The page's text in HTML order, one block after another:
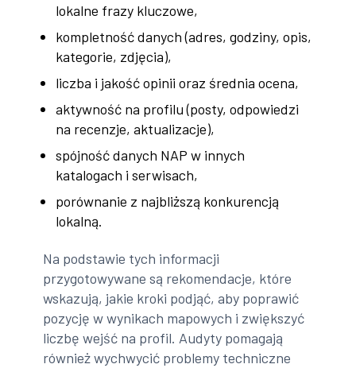
lokalne frazy kluczowe,
kompletność danych (adres, godziny, opis,
kategorie, zdjęcia),
liczba i jakość opinii oraz średnia ocena,
aktywność na profilu (posty, odpowiedzi
na recenzje, aktualizacje),
spójność danych NAP w innych
katalogach i serwisach,
porównanie z najbliższą konkurencją
lokalną.
Na podstawie tych informacji
przygotowywane są rekomendacje, które
wskazują, jakie kroki podjąć, aby poprawić
pozycję w wynikach mapowych i zwiększyć
liczbę wejść na profil. Audyty pomagają
również wychwycić problemy techniczne